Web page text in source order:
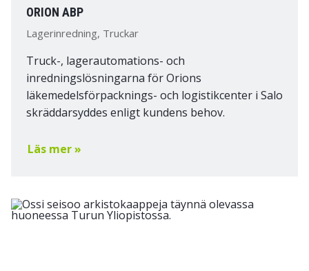
ORION ABP
Lagerinredning, Truckar
Truck-, lagerautomations- och
inredningslösningarna för Orions
läkemedelsförpacknings- och logistikcenter i Salo
skräddarsyddes enligt kundens behov.
Läs mer »